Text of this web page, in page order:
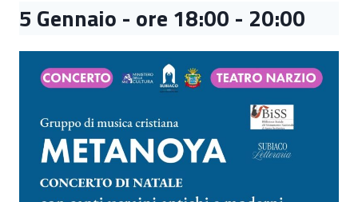
5 Gennaio - ore 18:00 - 20:00